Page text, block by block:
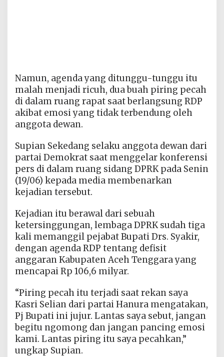
Namun, agenda yang ditunggu-tunggu itu
malah menjadi ricuh, dua buah piring pecah
di dalam ruang rapat saat berlangsung RDP
akibat emosi yang tidak terbendung oleh
anggota dewan.
Supian Sekedang selaku anggota dewan dari
partai Demokrat saat menggelar konferensi
pers di dalam ruang sidang DPRK pada Senin
(19/06) kepada media membenarkan
kejadian tersebut.
Kejadian itu berawal dari sebuah
ketersinggungan, lembaga DPRK sudah tiga
kali memanggil pejabat Bupati Drs. Syakir,
dengan agenda RDP tentang defisit
anggaran Kabupaten Aceh Tenggara yang
mencapai Rp 106,6 milyar.
“Piring pecah itu terjadi saat rekan saya
Kasri Selian dari partai Hanura mengatakan,
Pj Bupati ini jujur. Lantas saya sebut, jangan
begitu ngomong dan jangan pancing emosi
kami. Lantas piring itu saya pecahkan,”
ungkap Supian.